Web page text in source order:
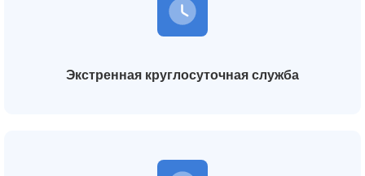
Экстренная круглосуточная служба